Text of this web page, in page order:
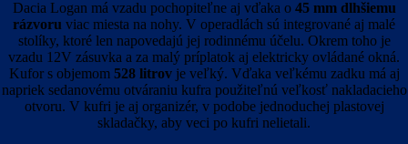
Dacia Logan má vzadu pochopiteľne aj vďaka o 45 mm dlhšiemu
rázvoru viac miesta na nohy. V operadlách sú integrované aj malé
stolíky, ktoré len napovedajú jej rodinnému účelu. Okrem toho je
vzadu 12V zásuvka a za malý príplatok aj elektricky ovládané okná.
Kufor s objemom528 litrovje veľký. Vďaka veľkému zadku má aj
napriek sedanovému otváraniu kufra použiteľnú veľkosť nakladacieho
otvoru. V kufri je aj organizér, v podobe jednoduchej plastovej
skladačky, aby veci po kufri nelietali.